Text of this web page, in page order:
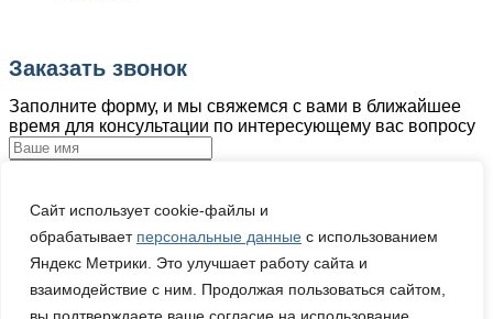
Сайт использует cookie-файлы и
обрабатывает персональные данные с использованием
Яндекс Метрики. Это улучшает работу сайта и
взаимодействие с ним. Продолжая пользоваться сайтом,
Заказать звонок
Заполните форму, и мы свяжемся с вами в ближайшее
время для консультации по интересующему вас вопросу
Загрузить файл
Ваше сообщение: